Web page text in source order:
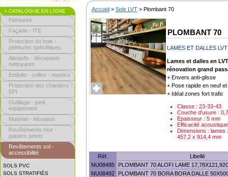
> CATALOGUE EN LIGNE
Peintures
Façade - ITE
Protection du bois -
peintures spécifiques
Abrasifs - décapants -
nettoyants
Enduits - colles - mastics
Protection des chantiers -
EPI
Outillage - petit
équipement
Matériel - élévation
Revêtements mur -
papiers peints
Revêtements sol -
accessibilité
SOLS PVC
SOLS STRATIFIÉS
Accueil > Sols LVT > Plombant 70
PLOMBANT 70
LAMES ET DALLES
Lames et dalles en
rénovation grand
+ Envers anti-glisse
+ Pose rapide en neuf
+ Idéal zones fort trafic
Classe : 23-33-43
Couche d’usure :
Epaisseur : 5 mm
Efficacité
Dimensions : lames
457,2 x 914,4 mm
Réf.
Libellé
NU08485
PLOMBANT 70 ALOFI LAME
NU08492
PLOMBANT 70 BORA BORA DALLE